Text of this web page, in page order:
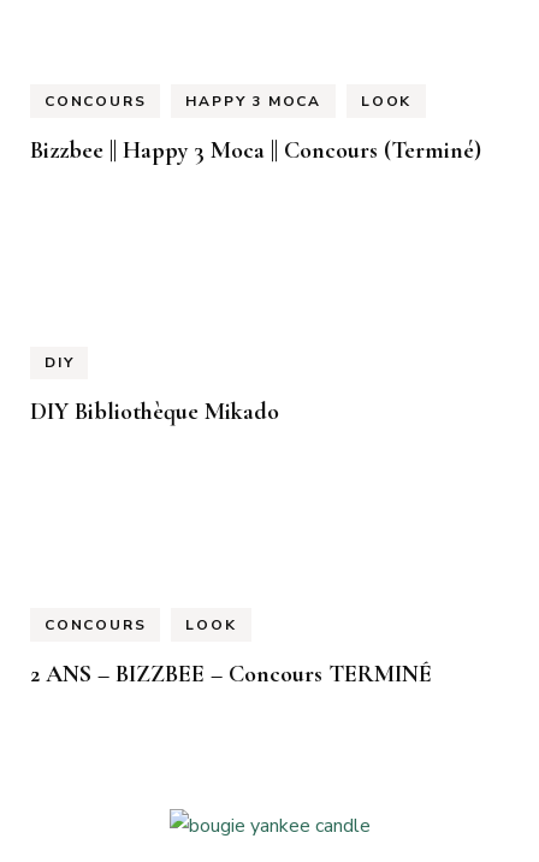
CONCOURS HAPPY 3 MOCA LOOK
Bizzbee || Happy 3 Moca || Concours (Terminé)
DIY
DIY Bibliothèque Mikado
CONCOURS LOOK
2 ANS – BIZZBEE – Concours TERMINÉ